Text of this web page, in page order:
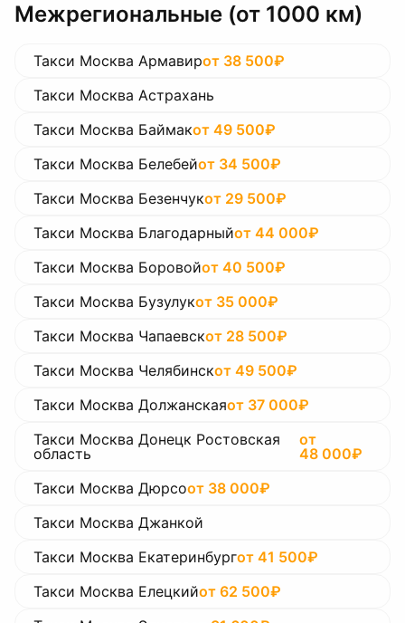
Межрегиональные (от 1000 км)
Такси Москва Армавирот 38 500₽
Такси Москва Астрахань
Такси Москва Баймакот 49 500₽
Такси Москва Белебейот 34 500₽
Такси Москва Безенчукот 29 500₽
Такси Москва Благодарныйот 44 000₽
Такси Москва Боровойот 40 500₽
Такси Москва Бузулукот 35 000₽
Такси Москва Чапаевскот 28 500₽
Такси Москва Челябинскот 49 500₽
Такси Москва Должанскаяот 37 000₽
Такси Москва Донецк Ростовская
область
от
48 000₽
Такси Москва Дюрсоот 38 000₽
Такси Москва Джанкой
Такси Москва Екатеринбургот 41 500₽
Такси Москва Елецкийот 62 500₽